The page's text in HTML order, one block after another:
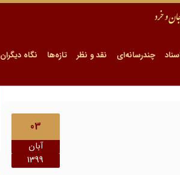
چندرسانه‌ای نقد و نظر تازه‌ها نگاه دیگران
03
آبان
1399